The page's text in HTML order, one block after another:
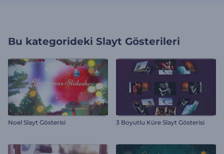
Bu kategorideki Slayt Gösterileri
Noel Slayt Gösterisi 3 Boyutlu Küre Slayt Gösterisi